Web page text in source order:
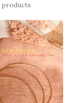
products